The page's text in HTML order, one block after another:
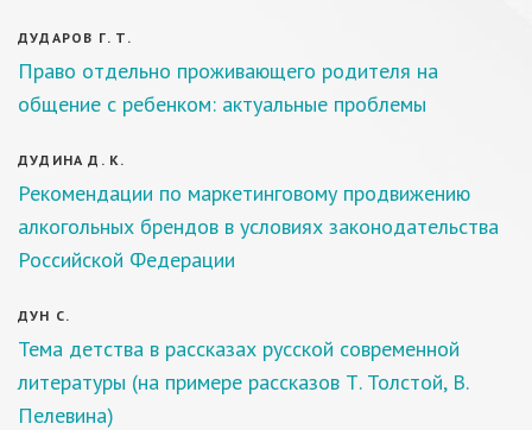
ДУДАРОВ Г. Т.
Право отдельно проживающего родителя на
общение с ребенком: актуальные проблемы
ДУДИНА Д. К.
Рекомендации по маркетинговому продвижению
алкогольных брендов в условиях законодательства
Российской Федерации
ДУН С.
Тема детства в рассказах русской современной
литературы (на примере рассказов Т. Толстой, В.
Пелевина)